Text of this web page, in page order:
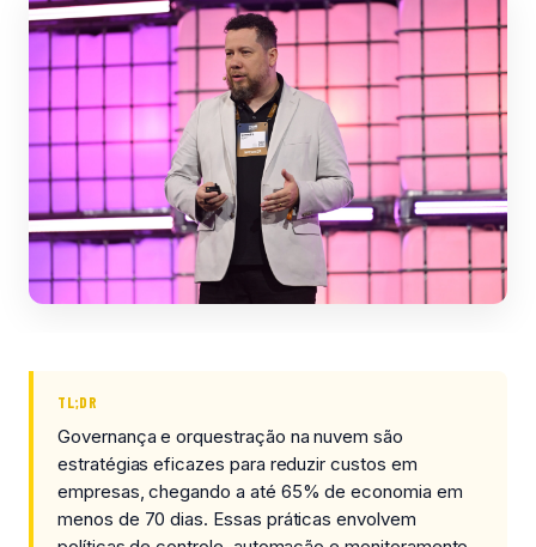
TL;DR
Governança e orquestração na nuvem são
estratégias eficazes para reduzir custos em
empresas, chegando a até 65% de economia em
menos de 70 dias. Essas práticas envolvem